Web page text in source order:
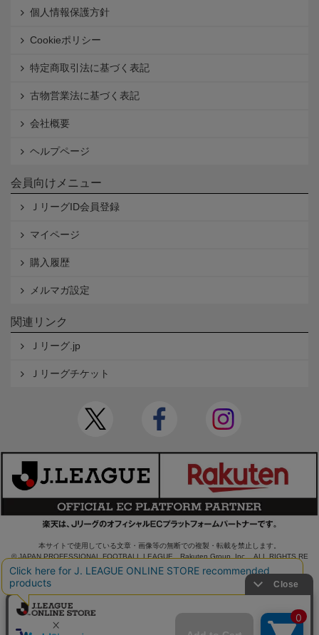
個人情報保護方針
Cookieポリシー
特定商取引法に基づく表記
古物営業法に基づく表記
会社概要
ヘルプページ
会員向けメニュー
ＪリーグID会員登録
マイページ
購入履歴
メルマガ設定
関連リンク
Ｊリーグ.jp
Ｊリーグチケット
本サイトで使用している文章・画像等の無断での複製・転載を禁止します。
© JAPAN PROFESSIONAL FOOTBALL LEAGUE Rakuten Group, Inc. ALL RIGHTS RE
SERVED.